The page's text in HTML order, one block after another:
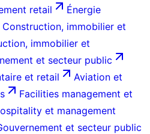
retail
Énergie
Construction, immobilier et
immobilier et
et secteur public
et retail
Aviation et
Facilities management et
et management
et secteur public